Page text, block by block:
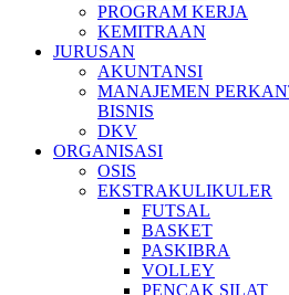
PROGRAM KERJA
KEMITRAAN
JURUSAN
AKUNTANSI
MANAJEMEN
BISNIS
DKV
ORGANISASI
OSIS
EKSTRAKULIKULER
FUTSAL
BASKET
PASKIBRA
VOLLEY
PENCAK SILAT